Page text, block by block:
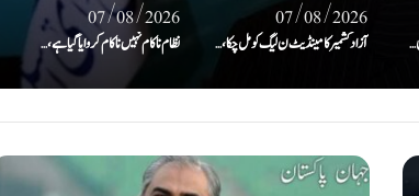
07/08/2026
نظام ناکام نہیں ناکام کروایاگیا ہے، جب تک عوام کی حاکمیت تسلیم نہیں کریں گے تب تک سسٹم نہیں چل پائےگا: بلاول
07/08/2026